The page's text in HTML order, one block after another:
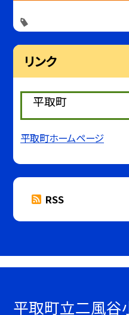
リンク
平取町
平取町ホームページ
RSS
平取町立二風谷